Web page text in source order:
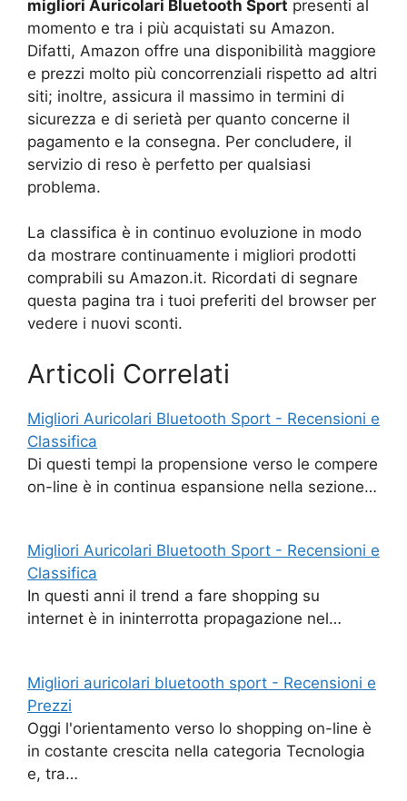
migliori Auricolari Bluetooth Sport presenti al
momento e tra i più acquistati su Amazon.
Difatti, Amazon offre una disponibilità maggiore
e prezzi molto più concorrenziali rispetto ad altri
siti; inoltre, assicura il massimo in termini di
sicurezza e di serietà per quanto concerne il
pagamento e la consegna. Per concludere, il
servizio di reso è perfetto per qualsiasi
problema.
La classifica è in continuo evoluzione in modo
da mostrare continuamente i migliori prodotti
comprabili su Amazon.it. Ricordati di segnare
questa pagina tra i tuoi preferiti del browser per
vedere i nuovi sconti.
Articoli Correlati
Migliori Auricolari Bluetooth Sport - Recensioni e
Classifica
Di questi tempi la propensione verso le compere
on-line è in continua espansione nella sezione…
Migliori Auricolari Bluetooth Sport - Recensioni e
Classifica
In questi anni il trend a fare shopping su
internet è in ininterrotta propagazione nel…
Migliori auricolari bluetooth sport - Recensioni e
Prezzi
Oggi l'orientamento verso lo shopping on-line è
in costante crescita nella categoria Tecnologia
e, tra…